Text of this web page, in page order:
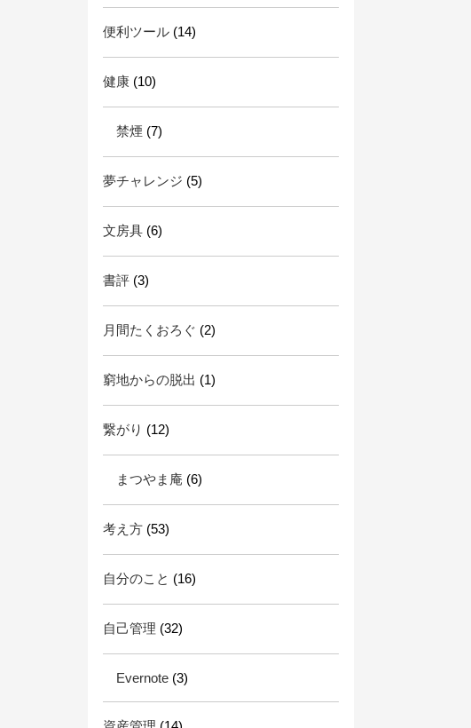
便利ツール (14)
健康 (10)
禁煙 (7)
夢チャレンジ (5)
文房具 (6)
書評 (3)
月間たくおろぐ (2)
窮地からの脱出 (1)
繋がり (12)
まつやま庵 (6)
考え方 (53)
自分のこと (16)
自己管理 (32)
Evernote (3)